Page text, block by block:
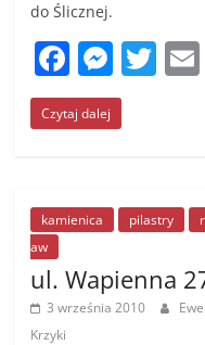
do Ślicznej.
F
a
c
b
o
o
k
M
e
ss
n
g
er
T
Czytaj dalej
kamienica pilastry
aw
ul. Wapienna
3 września 2010
Krzyki